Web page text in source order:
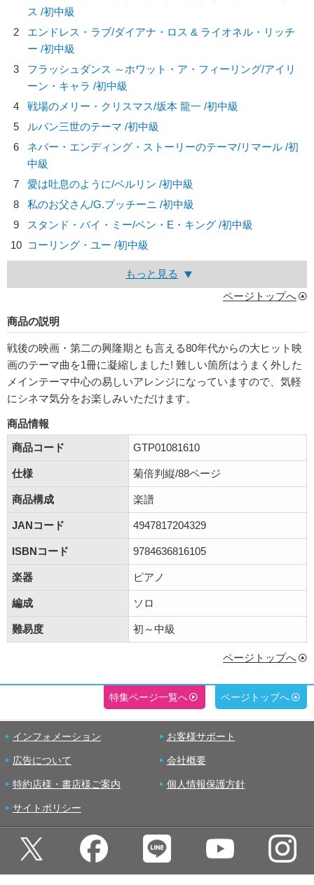
ス /初中級
2
エンドレス・ラブ/ダイアナ・ロス & ライオネル・リッチ
ー /初中級
3
フラッシュダンス ～ホワット・ア・フィーリング/アイリ
ーン・キャラ /初中級
4
戦場のメリー・クリスマス/坂本 龍一 /初中級
5
ルパン三世のテーマ /初中級
6
ネバー・エンディング・ストーリーのテーマ/リマール /初
中級
7
愛は吐息のように/ベルリン /初中級
8
私のお父さん/G.プッチーニ /初中級
9
スタンド・バイ・ミー/ベン・E・キング /初中級
10 コーリング・ユー /初中級
もっと見る
ページトップへ
商品の説明
戦後の映画・第二の興隆期とも言える80年代からの大ヒット映
画のテーマ曲を1冊に凝縮しました! 難しい箇所はうまく外した
メインテーマ中心の易しいアレンジになっていますので、気軽
にシネマ気分をお楽しみいただけます。
商品情報
商品コード
GTP01081610
仕様 菊倍判縦/88ページ
商品構成 楽譜
JANコード 4947817204329
ISBNコード 9784636816105
楽器 ピアノ
編成 ソロ
難易度 初～中級
ページトップへ
特集ページ一覧へ ページトップへ
インフォメーション お客様サポート
広告について 会社概要
特約店様・書店様ご案内 個人情報保護方針
サイトポリシー